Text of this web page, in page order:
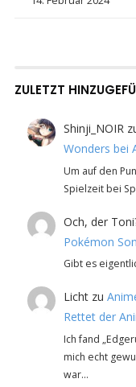
ZULETZT
Shinji_NOIR
Wonders bei
Um auf den
Spielzeit bei
Och, der
Pokémon
Gibt es
Licht zu
Rettet der
Ich fand
mich echt
war…